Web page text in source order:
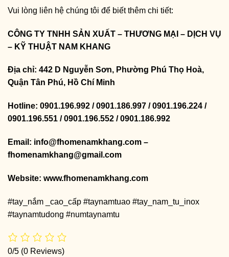
Vui lòng liên hệ chúng tôi để biết thêm chi tiết:
CÔNG TY TNHH SẢN XUẤT – THƯƠNG MẠI – DỊCH VỤ
– KỸ THUẬT NAM KHANG
Địa chỉ: 442 D Nguyễn Sơn, Phường Phú Thọ Hoà,
Quận Tân Phú, Hồ Chí Minh
Hotline: 0901.196.992 / 0901.186.997 / 0901.196.224 /
0901.196.551 / 0901.196.552 / 0901.186.992
Email: info@fhomenamkhang.com –
fhomenamkhang@gmail.com
Website: www.fhomenamkhang.com
#tay_nắm _cao_cấp #taynamtuao #tay_nam_tu_inox
#taynamtudong #numtaynamtu
0/5 (0 Reviews)